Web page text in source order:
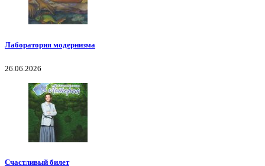
Лаборатория модернизма
26.06.2026
Счастливый билет